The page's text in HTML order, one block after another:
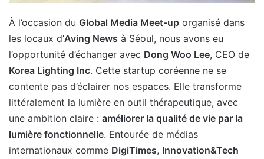
À l’occasion du Global Media Meet-up organisé dans
les locaux d’Aving News à Séoul, nous avons eu
l’opportunité d’échanger avec Dong Woo Lee, CEO de
Korea Lighting Inc. Cette startup coréenne ne se
contente pas d’éclairer nos espaces. Elle transforme
littéralement la lumière en outil thérapeutique, avec
une ambition claire : améliorer la qualité de vie par la
lumière fonctionnelle. Entourée de médias
internationaux comme DigiTimes, Innovation&Tech